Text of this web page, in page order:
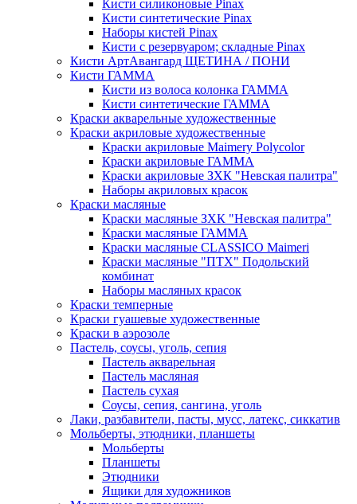
Кисти силиконовые Pinax
Кисти синтетические Pinax
Наборы кистей Pinax
Кисти с резервуаром; складные Pinax
Кисти АртАвангард ЩЕТИНА / ПОНИ
Кисти ГАММА
Кисти из волоса колонка ГАММА
Кисти синтетические ГАММА
Краски акварельные художественные
Краски акриловые художественные
Краски акриловые Maimery Polycolor
Краски акриловые ГАММА
Краски акриловые ЗХК "Невская палитра"
Наборы акриловых красок
Краски масляные
Краски масляные ЗХК "Невская палитра"
Краски масляные ГАММА
Краски масляные CLASSICO Maimeri
Краски масляные "ПТХ" Подольский
комбинат
Наборы масляных красок
Краски темперные
Краски гуашевые художественные
Краски в аэрозоле
Пастель, соусы, уголь, сепия
Пастель акварельная
Пастель масляная
Пастель сухая
Соусы, сепия, сангина, уголь
Лаки, разбавители, пасты, мусс, латекс, сиккатив
Мольберты, этюдники, планшеты
Мольберты
Планшеты
Этюдники
Ящики для художников